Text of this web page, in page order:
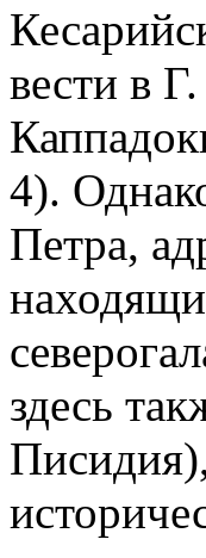
вести в
4).
Петра,
здесь